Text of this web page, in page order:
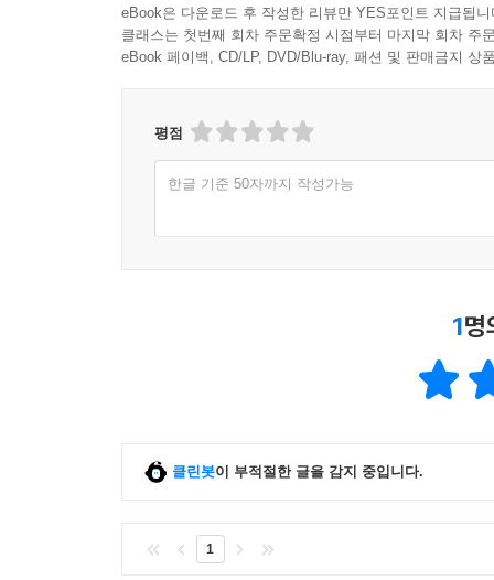
eBook은 다운로드 후 작성한 리뷰만 YES포인트 지급됩니
클래스는 첫번째 회차 주문확정 시점부터 마지막 회차 주
eBook 페이백, CD/LP, DVD/Blu-ray, 패션 및 판매금지 상
평점
한글 기준 50자까지 작성가능
1명
클린봇이 부적절한 글을 감지 중입니다.
1